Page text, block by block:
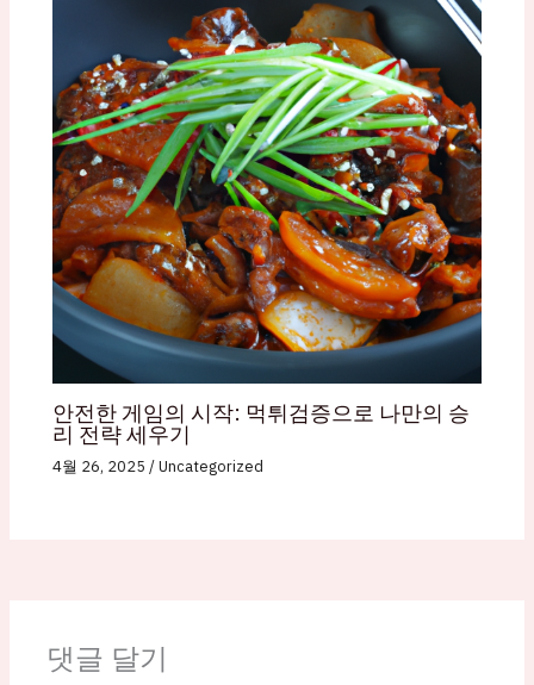
안전한 게임의 시작: 먹튀검증으로 나만의 승
리 전략 세우기
4월 26, 2025/Uncategorized
댓글 달기